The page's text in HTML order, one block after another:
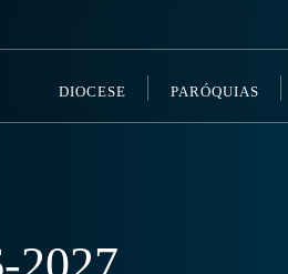
DIOCESE PARÓQUIAS